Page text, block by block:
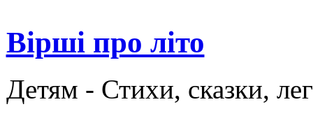
Вірші про літо
Детям - Стихи, сказки,